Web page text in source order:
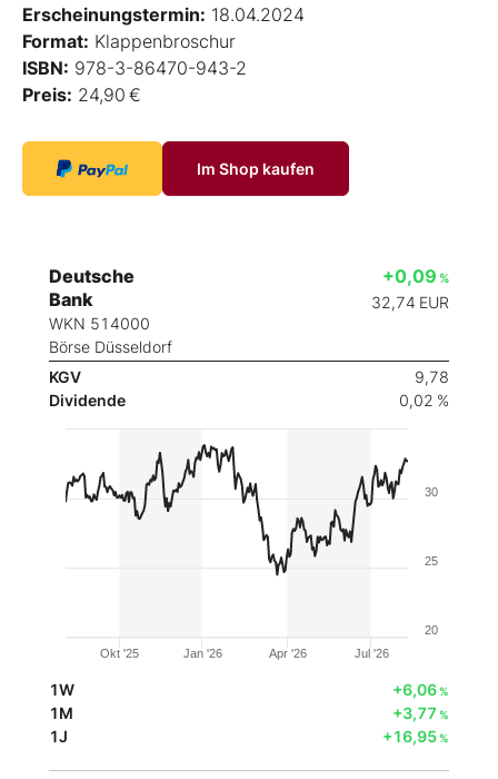
Erscheinungstermin: 18.04.2024
Format: Klappenbroschur
ISBN: 978-3-86470-943-2
Preis: 24,90 €
Im Shop kaufen
Deutsche
Bank
WKN 514000
Börse Düsseldorf
+0,09 %
32,74 EUR
KGV
9,78
Dividende
0,02 %
Okt '25 Jan '26 Apr '26 Jul '26
20
25
30
1W +6,06%
1M +3,77 %
1J +16,95%